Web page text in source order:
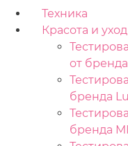
Техника
Красота и уход
от
бренда
бренда